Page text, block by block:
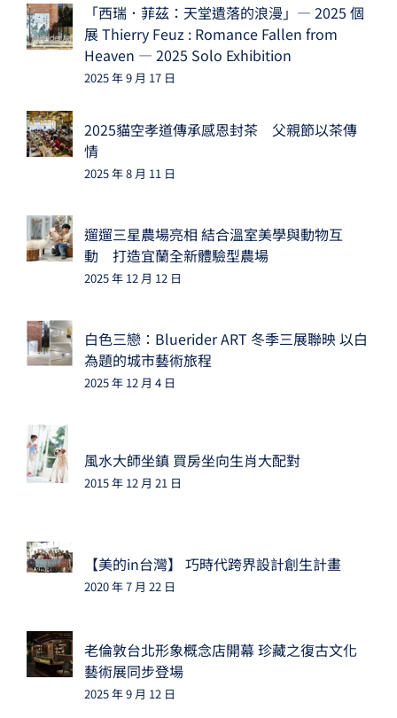
「西瑞．菲茲：天堂遺落的浪漫」— 2025 個
展 Thierry Feuz : Romance Fallen from
Heaven — 2025 Solo Exhibition
2025 年 9 月 17 日
2025貓空孝道傳承感恩封茶 父親節以茶傳
情
2025 年 8 月 11 日
遛遛三星農場亮相 結合溫室美學與動物互
動 打造宜蘭全新體驗型農場
2025 年 12 月 12 日
白色三戀：Bluerider ART 冬季三展聯映 以白
為題的城市藝術旅程
2025 年 12 月 4 日
風水大師坐鎮 買房坐向生肖大配對
2015 年 12 月 21 日
【美的in台灣】 巧時代跨界設計創生計畫
2020 年 7 月 22 日
老倫敦台北形象概念店開幕 珍藏之復古文化
藝術展同步登場
2025 年 9 月 12 日